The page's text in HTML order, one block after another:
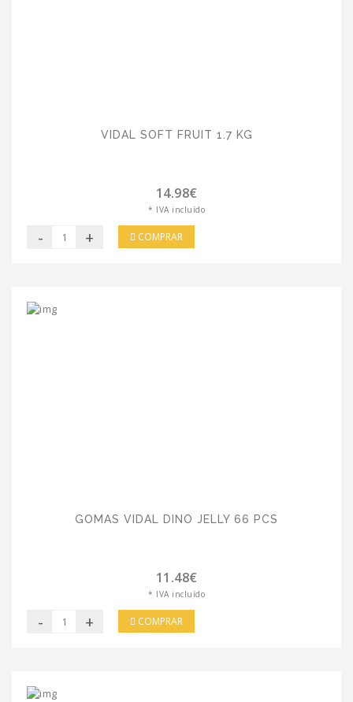
VIDAL SOFT FRUIT 1.7 KG
14.98€
* IVA incluído
- + COMPRAR
GOMAS VIDAL DINO JELLY 66 PCS
11.48€
* IVA incluído
- + COMPRAR